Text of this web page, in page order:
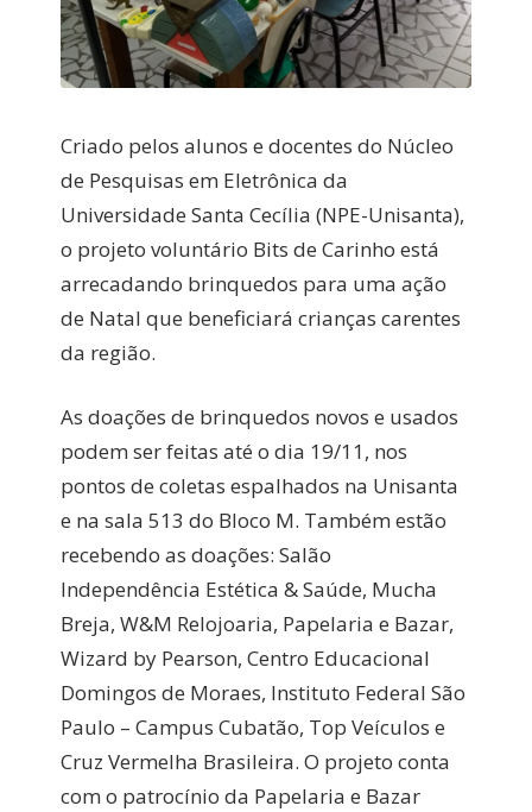
Criado pelos alunos e docentes do Núcleo
de Pesquisas em Eletrônica da
Universidade Santa Cecília (NPE-Unisanta),
o projeto voluntário Bits de Carinho está
arrecadando brinquedos para uma ação
de Natal que beneficiará crianças carentes
da região.
As doações de brinquedos novos e usados
podem ser feitas até o dia 19/11, nos
pontos de coletas espalhados na Unisanta
e na sala 513 do Bloco M. Também estão
recebendo as doações: Salão
Independência Estética & Saúde, Mucha
Breja, W&M Relojoaria, Papelaria e Bazar,
Wizard by Pearson, Centro Educacional
Domingos de Moraes, Instituto Federal São
Paulo – Campus Cubatão, Top Veículos e
Cruz Vermelha Brasileira. O projeto conta
com o patrocínio da Papelaria e Bazar